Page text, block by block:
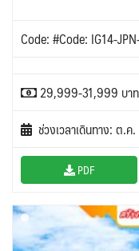
Code: #Code: IG14-
29,999-31,999 บาท
ช่วงเวลาเดินทาง: ต.ค
PDF